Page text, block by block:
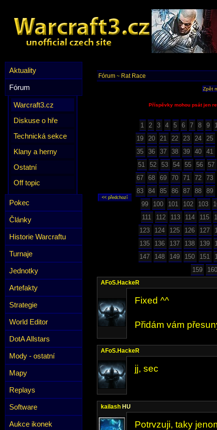
Aktuality
Fórum
Warcraft3.cz
Diskuse o hře
Technická sekce
Klany a herny
Ostatní
Off topic
Pokec
Články
Historie Warcraftu
Turnaje
Jednotky
Artefakty
Strategie
World Editor
DotA Allstars
Mody - ostatní
Mapy
Replays
Software
Aukce ikonek
Fórum ~ Rat Race
Zpět
Příspěvky mohou psát jen
1 2 3 4 5 6 7 8 9
19
20 21 22 23 24
25
35
36 37 38 39 40
41
51
52 53 54 55 56
57
67
68 69 70 71 72
73
83
84 85 86 87 88
89
99
100 101 102 103
111
112 113 114 115
123
124 125 126 127
135
136 137 138 139
147
148 149 150 151
159
160
AFoS.HackeR
Fixed ^^
Přidám vám
AFoS.HackeR
jj, sec
kailash HU
Potrvzuji, taky